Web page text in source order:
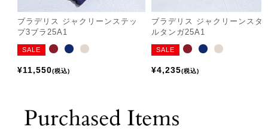
ブラデリス ジャクリーンステッ
プ3ブラ25A1
SALE
¥11,550 税込
ブラデリス ジャクリーンスタ
ルタンガ25A1
SALE
¥4,235 税込